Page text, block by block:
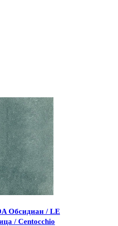
Обсидиан / LE
/ Centocchio